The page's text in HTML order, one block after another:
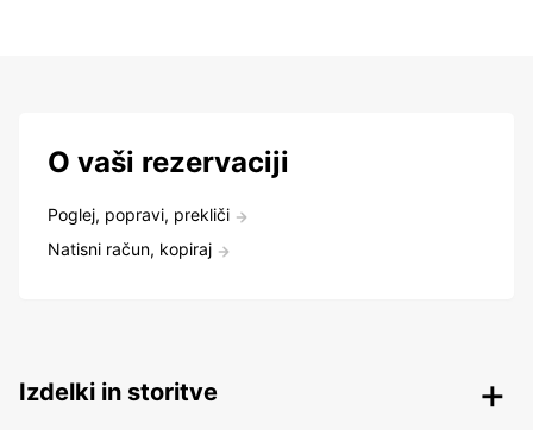
O vaši rezervaciji
Poglej, popravi, prekliči
Natisni račun, kopiraj
Izdelki in storitve